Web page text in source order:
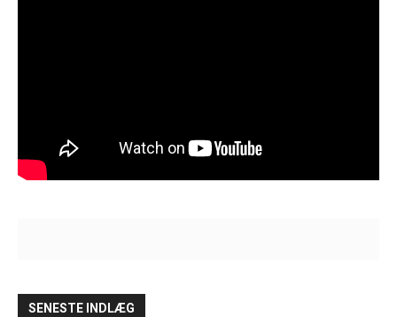
SENESTE INDLÆG